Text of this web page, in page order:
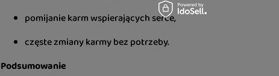
pomijanie karm wspierających serce,
częste zmiany karmy bez potrzeby.
Podsumowanie